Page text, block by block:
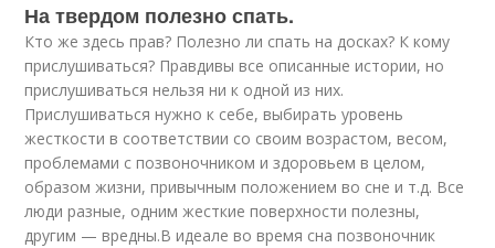
На твердом полезно спать.
Кто же здесь прав? Полезно ли спать на досках? К кому
прислушиваться? Правдивы все описанные истории, но
прислушиваться нельзя ни к одной из них.
Прислушиваться нужно к себе, выбирать уровень
жесткости в соответствии со своим возрастом, весом,
проблемами с позвоночником и здоровьем в целом,
образом жизни, привычным положением во сне и т.д. Все
люди разные, одним жесткие поверхности полезны,
другим — вредны.В идеале во время сна позвоночник